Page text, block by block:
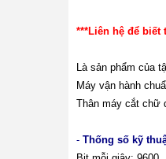
***Liên hệ để biết
Là sản phẩm của
Máy vận hành
Thân máy cắt chữ
- Thống số kỹ